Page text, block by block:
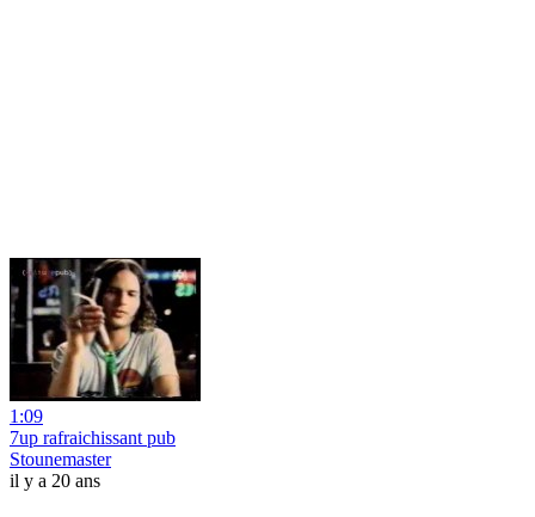
1:09
7up rafraichissant pub
Stounemaster
il y a 20 ans